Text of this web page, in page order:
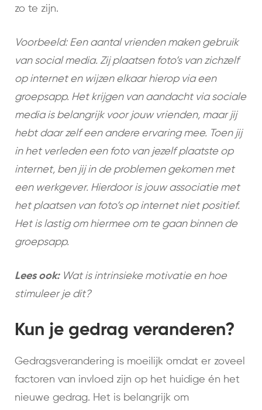
zo te zijn.
Voorbeeld: Een aantal vrienden maken gebruik
van social media. Zij plaatsen foto’s van zichzelf
op internet en wijzen elkaar hierop via een
groepsapp. Het krijgen van aandacht via sociale
media is belangrijk voor jouw vrienden, maar jij
hebt daar zelf een andere ervaring mee. Toen jij
in het verleden een foto van jezelf plaatste op
internet, ben jij in de problemen gekomen met
een werkgever. Hierdoor is jouw associatie met
het plaatsen van foto’s op internet niet positief.
Het is lastig om hiermee om te gaan binnen de
groepsapp.
Lees ook:Wat is intrinsieke motivatie en hoe
stimuleer je dit?
Kun je gedrag veranderen?
Gedragsverandering is moeilijk omdat er zoveel
factoren van invloed zijn op het huidige én het
nieuwe gedrag. Het is belangrijk om